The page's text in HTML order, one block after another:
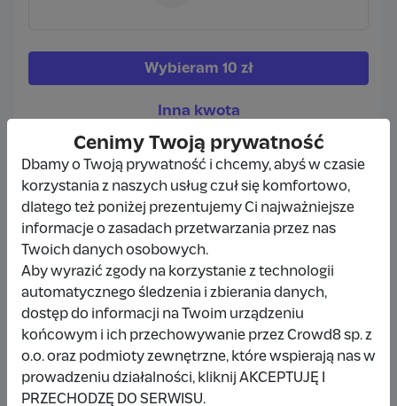
Wybieram 10 zł
Inna kwota
Udostępnij Zgłoś
Wpłacający/a
Cenimy Twoją prywatność
Dbamy o Twoją prywatność i chcemy, abyś w czasie
korzystania z naszych usług czuł się komfortowo,
dlatego też poniżej prezentujemy Ci najważniejsze
informacje o zasadach przetwarzania przez nas
Twoich danych osobowych.
Aby wyrazić zgody na korzystanie z technologii
automatycznego śledzenia i zbierania danych,
dostęp do informacji na Twoim urządzeniu
końcowym i ich przechowywanie przez Crowd8 sp. z
o.o. oraz podmioty zewnętrzne, które wspierają nas w
prowadzeniu działalności, kliknij AKCEPTUJĘ I
PRZECHODZĘ DO SERWISU.